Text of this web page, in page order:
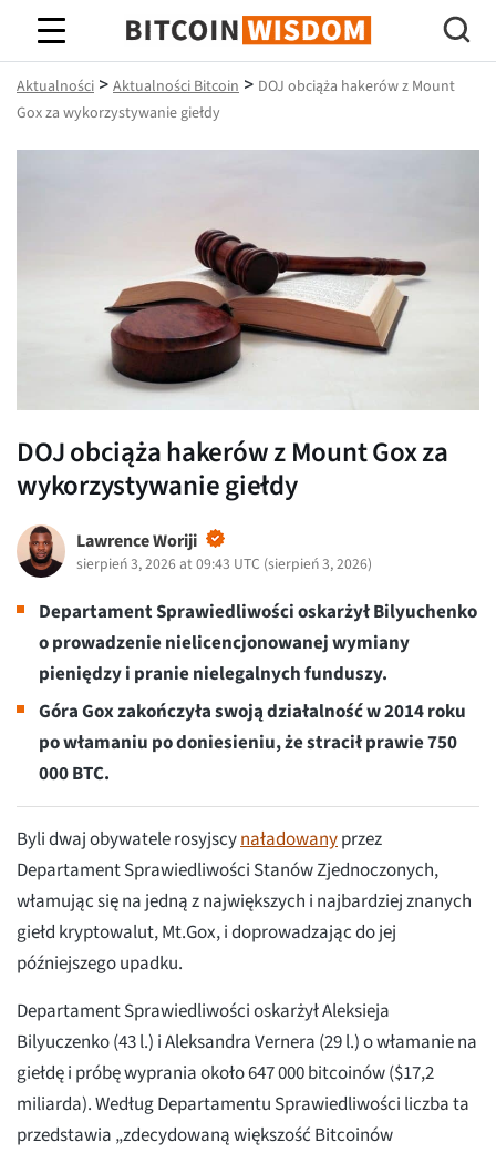
Mądrość Bitcoina
Aktualności > Aktualności Bitcoin > DOJ obciąża hakerów z Mount
Gox za wykorzystywanie giełdy
DOJ obciąża hakerów z Mount Gox za
wykorzystywanie giełdy
Lawrence Woriji
sierpień 3, 2026 at 09:43 UTC (sierpień 3, 2026)
Departament Sprawiedliwości oskarżył Bilyuchenko
o prowadzenie nielicencjonowanej wymiany
pieniędzy i pranie nielegalnych funduszy.
Góra Gox zakończyła swoją działalność w 2014 roku
po włamaniu po doniesieniu, że stracił prawie 750
000 BTC.
Byli dwaj obywatele rosyjscynaładowanyprzez
Departament Sprawiedliwości Stanów Zjednoczonych,
włamując się na jedną z największych i najbardziej znanych
giełd kryptowalut, Mt.Gox, i doprowadzając do jej
późniejszego upadku.
Departament Sprawiedliwości oskarżył Aleksieja
Bilyuczenko (43 l.) i Aleksandra Vernera (29 l.) o włamanie na
giełdę i próbę wyprania około 647 000 bitcoinów ($17,2
miliarda). Według Departamentu Sprawiedliwości liczba ta
przedstawia „zdecydowaną większość Bitcoinów